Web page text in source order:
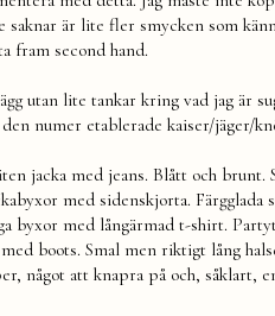
saknar är lite fler smycken som
fram second hand.
utan lite tankar kring vad jag är
numer etablerade kaiser/jäger/
jacka med jeans. Blått och
med sidenskjorta.
byxor med långärmad t-shirt.
boots. Smal men riktigt lång
något att knapra på och, såklart,